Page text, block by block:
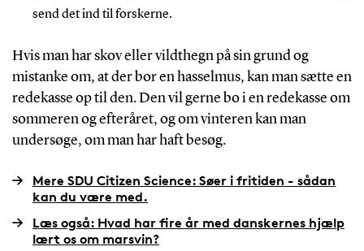
send det ind til forskerne.
Hvis man har skov eller vildthegn på sin grund og
mistanke om, at der bor en hasselmus, kan man sætte en
redekasse op til den. Den vil gerne bo i en redekasse om
sommeren og efteråret, og om vinteren kan man
undersøge, om man har haft besøg.
Mere SDU Citizen Science: Søer i fritiden - sådan
kan du være med.
Læs også: Hvad har fire år med danskernes hjælp
lært os om marsvin?